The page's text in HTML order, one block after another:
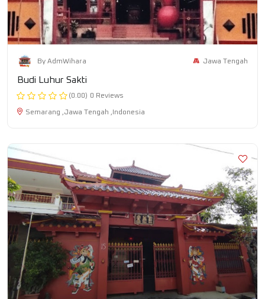
By AdmWihara Jawa Tengah
Budi Luhur Sakti
(0.00) 0 Reviews
Semarang ,Jawa Tengah ,Indonesia